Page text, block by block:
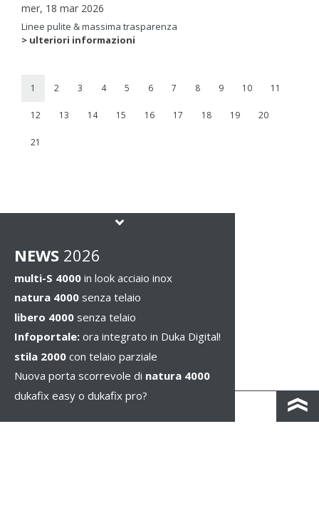
mer, 18 mar 2026
Linee pulite & massima trasparenza
> ulteriori informazioni
1 2 3 4 5 6 7 8 9 10 11
12 13 14 15 16 17 18 19 20
21
NEWS 2026
multi-S 4000 in look acciaio inox
natura 4000 senza telaio
libero 4000 senza telaio
Infoportale: ora integrato in Duka Digital!
stila 2000 con telaio parziale
Nuova porta scorrevole di natura 4000
dukafix easy o dukafix pro?